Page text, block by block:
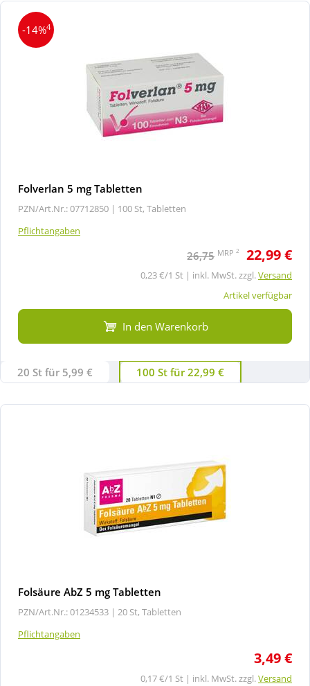
-14%4
Folverlan 5 mg Tabletten
PZN/Art.Nr.: 07712850 | 100 St, Tabletten
Pflichtangaben
26,75 MRP 2 22,99 €
0,23 €/1 St | inkl. MwSt. zzgl.Versand
Artikel verfügbar
In den Warenkorb
20 St für 5,99 € 100 St für 22,99 €
Folsäure AbZ 5 mg Tabletten
PZN/Art.Nr.: 01234533 | 20 St, Tabletten
Pflichtangaben
3,49 €
0,17 €/1 St | inkl. MwSt. zzgl.Versand